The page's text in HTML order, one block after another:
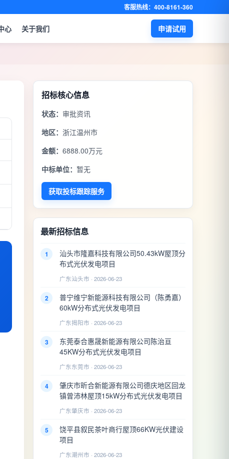
客服热线：400-8161-360
心 关于我们 申请试用
招标核心信息
状态： 审批资讯
地区： 浙江温州市
金额： 6888.00万元
中标单位： 暂无
获取投标跟踪服务
最新招标信息
1
汕头市隆嘉科技有限公司50.43kW屋顶分
布式光伏发电项目
广东汕头市 · 2026-06-23
2
普宁维宁新能源科技有限公司（陈勇嘉）
60kW分布式光伏发电项目
广东揭阳市 · 2026-06-23
3
东莞泰合惠晟新能源有限公司陈治亘
45KW分布式光伏发电项目
广东东莞市 · 2026-06-23
4
肇庆市昕合新能源有限公司德庆地区回龙
镇曾沛林屋顶15kW分布式光伏发电项目
广东肇庆市 · 2026-06-23
5
饶平县叙民茶叶商行屋顶66KW光伏建设
项目
广东潮州市 · 2026-06-23